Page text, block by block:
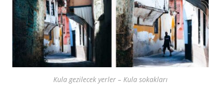
Kula gezilecek yerler – Kula sokakları